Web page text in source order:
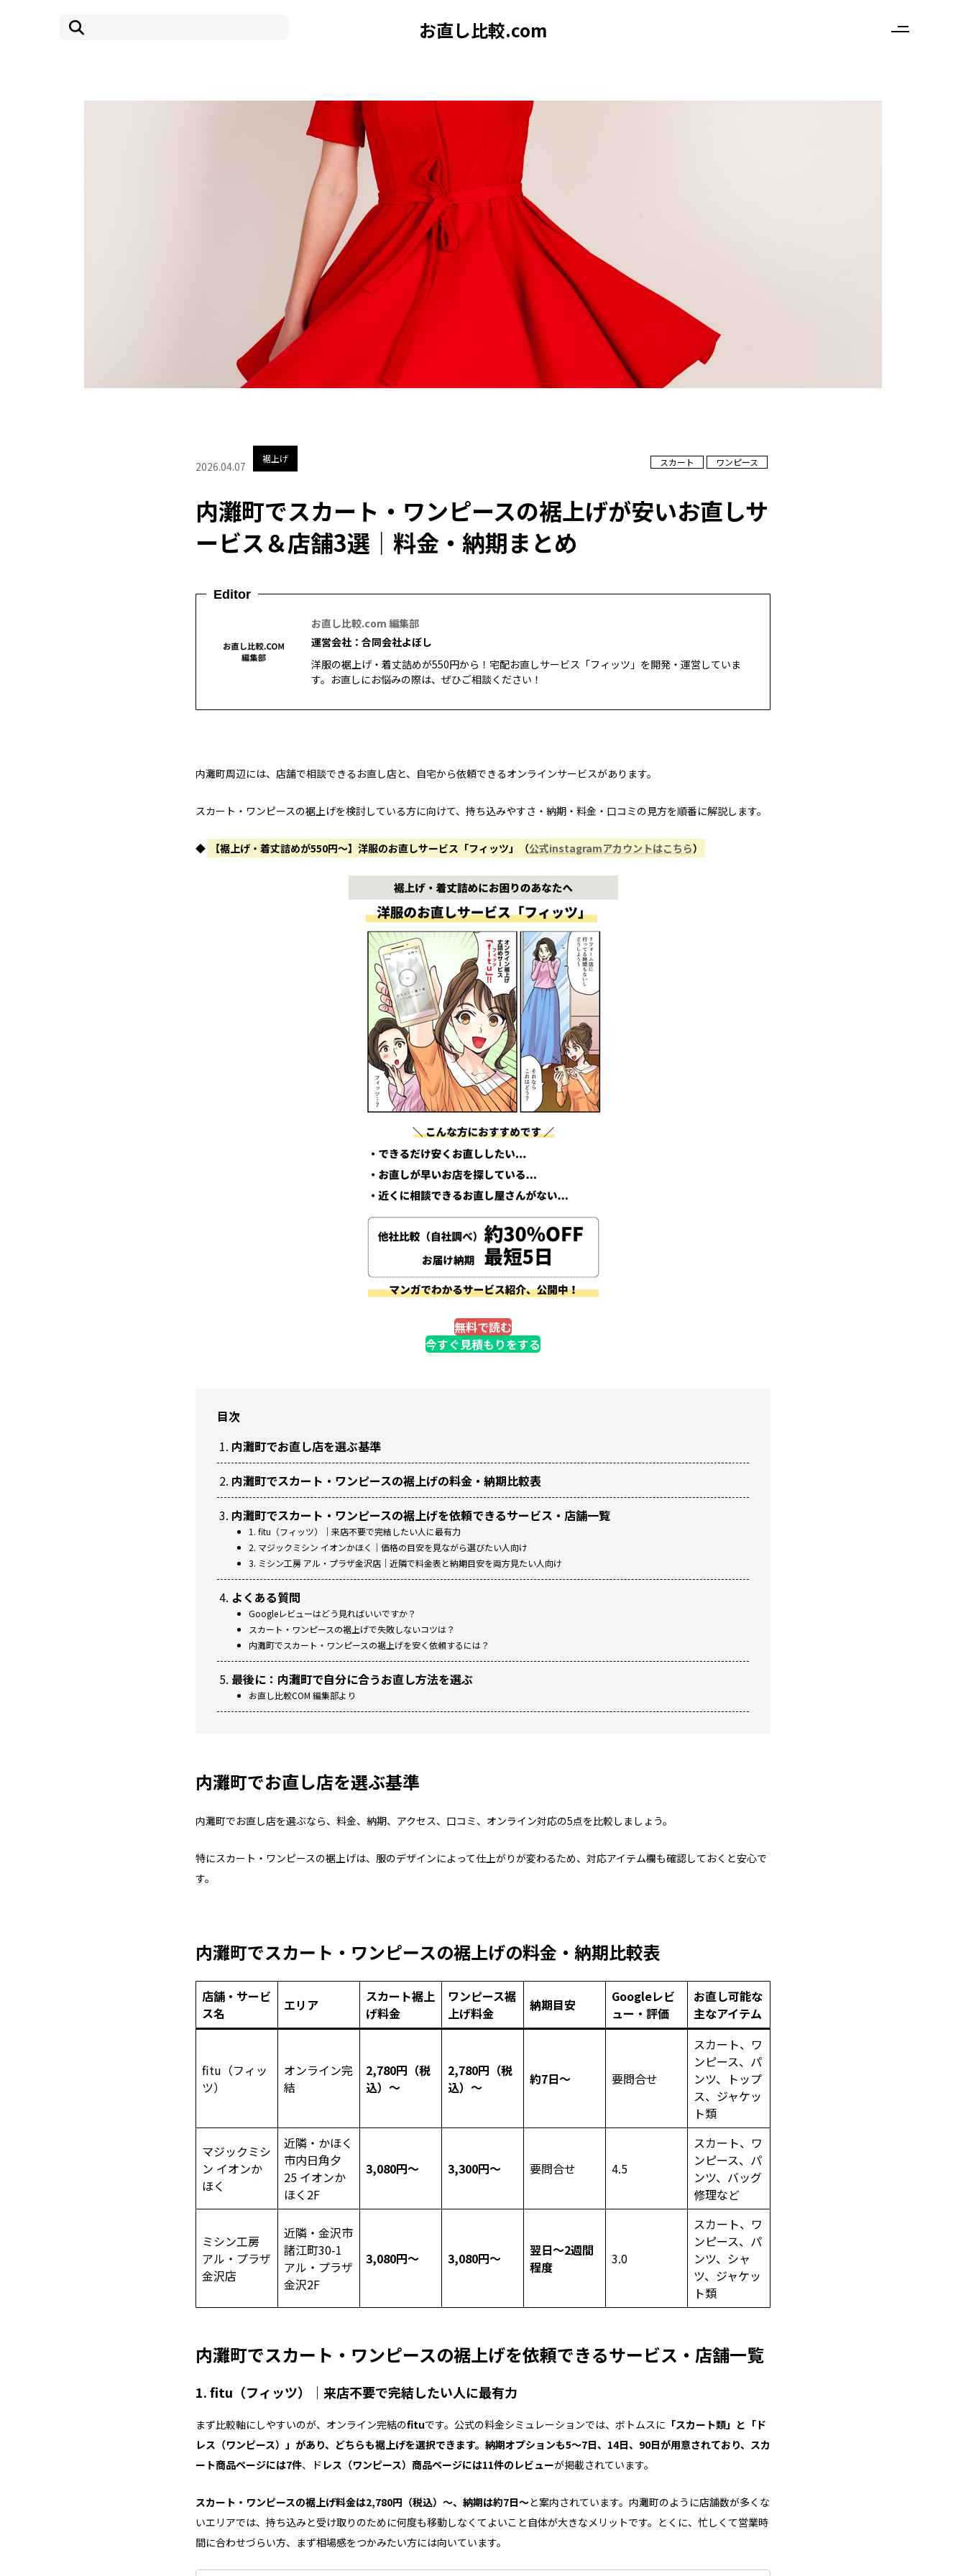
お直し比較.com
2026.04.07
裾上げ スカート ワンピース
内灘町でスカート・ワンピースの裾上げが安いお直しサ
ービス＆店舗3選｜料金・納期まとめ
Editor
お直し比較.com 編集部
運営会社：合同会社よぼし
洋服の裾上げ・着丈詰めが550円から！宅配お直しサービス「フィッツ」を開発・運営していま
す。お直しにお悩みの際は、ぜひご相談ください！
内灘町周辺には、店舗で相談できるお直し店と、自宅から依頼できるオンラインサービスがあります。
スカート・ワンピースの裾上げを検討している方に向けて、持ち込みやすさ・納期・料金・口コミの見方を順番に解説します。
◆ 【裾上げ・着丈詰めが550円〜】洋服のお直しサービス「フィッツ」（公式instagramアカウントはこちら）
無料で読む
今すぐ見積もりをする
目次
内灘町でお直し店を選ぶ基準
内灘町でスカート・ワンピースの裾上げの料金・納期比較表
内灘町でスカート・ワンピースの裾上げを依頼できるサービス・店舗一覧
1. fitu（フィッツ）｜来店不要で完結したい人に最有力
2. マジックミシン イオンかほく｜価格の目安を見ながら選びたい人向け
3. ミシン工房 アル・プラザ金沢店｜近隣で料金表と納期目安を両方見たい人向け
よくある質問
Googleレビューはどう見ればいいですか？
スカート・ワンピースの裾上げで失敗しないコツは？
内灘町でスカート・ワンピースの裾上げを安く依頼するには？
最後に：内灘町で自分に合うお直し方法を選ぶ
お直し比較COM 編集部より
内灘町でお直し店を選ぶ基準
内灘町でお直し店を選ぶなら、料金、納期、アクセス、口コミ、オンライン対応の5点を比較しましょう。
特にスカート・ワンピースの裾上げは、服のデザインによって仕上がりが変わるため、対応アイテム欄も確認しておくと安心で
す。
内灘町でスカート・ワンピースの裾上げの料金・納期比較表
店舗・サービ
ス名
エリア
スカート裾上
げ料金
ワンピース裾
上げ料金
納期目安
Googleレビ
ュー・評価
お直し可能な
主なアイテム
fitu（フィッ
ツ）
オンライン完
結
2,780円（税
込）～
2,780円（税
込）～
約7日～ 要問合せ
スカート、ワ
ンピース、パ
ンツ、トップ
ス、ジャケッ
ト類
マジックミシ
ン イオンか
ほく
近隣・かほく
市内日角夕
25 イオンか
ほく2F
3,080円～ 3,300円～ 要問合せ 4.5
スカート、ワ
ンピース、パ
ンツ、バッグ
修理など
ミシン工房
アル・プラザ
金沢店
近隣・金沢市
諸江町30-1
アル・プラザ
金沢2F
3,080円～ 3,080円～
翌日～2週間
程度
3.0
スカート、ワ
ンピース、パ
ンツ、シャ
ツ、ジャケッ
ト類
内灘町でスカート・ワンピースの裾上げを依頼できるサービス・店舗一覧
1. fitu（フィッツ）｜来店不要で完結したい人に最有力
まず比較軸にしやすいのが、オンライン完結のfituです。公式の料金シミュレーションでは、ボトムスに 「スカート類」と「ド
レス（ワンピース）」があり、どちらも裾上げを選択できます。納期オプションも5〜7日、14日、90日が用意されており、スカ
ート商品ページには7件、ド レス（ワンピース）商品ページには11件のレビューが掲載されています。
スカート・ワンピースの裾上げ料金は2,780円（税込）～、納期は約7日～と案内されています。内灘町のように店舗数が多くな
いエリアでは、持ち込みと受け取りのために何度も移動しなくてよいこと自体が大きなメリットです。とくに、忙しくて営業時
間に合わせづらい方、まず相場感をつかみたい方には向いています。